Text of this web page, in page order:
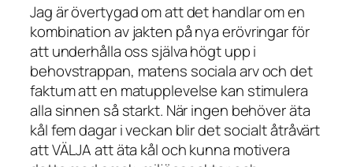
Jag är övertygad om att det handlar om en
kombination av jakten på nya erövringar för
att underhålla oss själva högt upp i
behovstrappan, matens sociala arv och det
faktum att en matupplevelse kan stimulera
alla sinnen så starkt. När ingen behöver äta
kål fem dagar i veckan blir det socialt åtråvärt
att VÄLJA att äta kål och kunna motivera